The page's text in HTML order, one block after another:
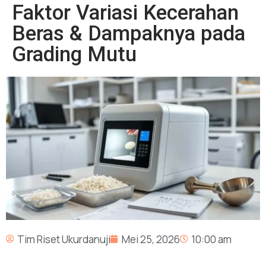
Faktor Variasi Kecerahan
Beras & Dampaknya pada
Grading Mutu
Tim Riset Ukurdanuji Mei 25, 2026
10:00 am